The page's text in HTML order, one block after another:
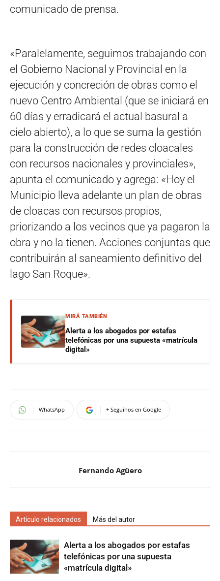
comunicado de prensa.
«Paralelamente, seguimos trabajando con
el Gobierno Nacional y Provincial en la
ejecución y concreción de obras como el
nuevo Centro Ambiental (que se iniciará en
60 días y erradicará el actual basural a
cielo abierto), a lo que se suma la gestión
para la construcción de redes cloacales
con recursos nacionales y provinciales»,
apunta el comunicado y agrega: «Hoy el
Municipio lleva adelante un plan de obras
de cloacas con recursos propios,
priorizando a los vecinos que ya pagaron la
obra y no la tienen. Acciones conjuntas que
contribuirán al saneamiento definitivo del
lago San Roque».
MIRÁ TAMBIÉN
Alerta a los abogados por estafas
telefónicas por una supuesta «matrícula
digital»
WhatsApp + Seguinos en Google
Fernando Agüero
Artículo relacionados Más del autor
Alerta a los abogados por estafas
telefónicas por una supuesta
«matrícula digital»